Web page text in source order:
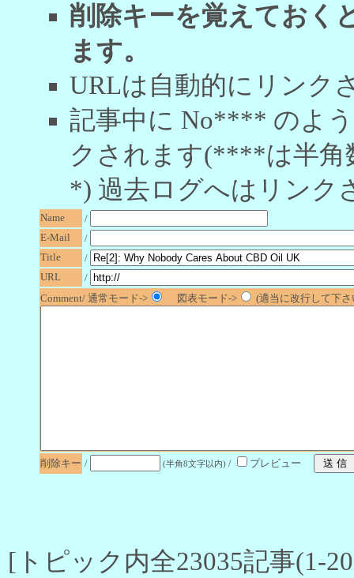
削除キーを覚えておく
ます。
URLは自動的にリンク
記事中に No**** のよ
クされます(****は半角
*) 過去ログへはリンク
Name
/
E-Mail
/
Title
/
URL
/
Comment/ 通常モード->
図表モード-> (適当に改行して下
削除キー / (半角8文字以内) / プレビュー
[トピック内全23035記事(1-